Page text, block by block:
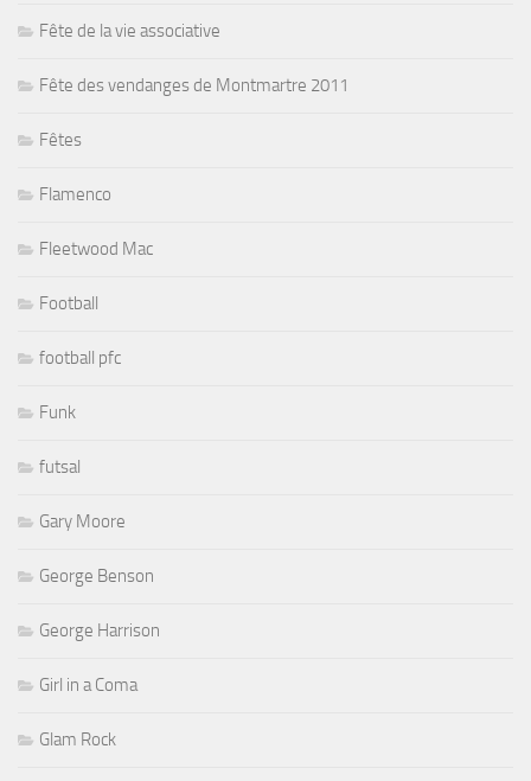
Fête de la vie associative
Fête des vendanges de Montmartre 2011
Fêtes
Flamenco
Fleetwood Mac
Football
football pfc
Funk
futsal
Gary Moore
George Benson
George Harrison
Girl in a Coma
Glam Rock